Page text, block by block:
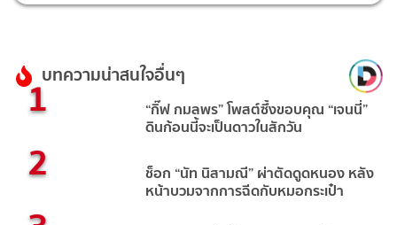
บทความน่าสนใจอื่นๆ
1 “กิ๊ฟ กมลพร” โพสต์ซึ้งขอบคุณ “เจนนี่”
ดินก้อนนี้จะเป็นดาวในสักวัน
2 ช็อก “นัท นิสามณี” ผ่าตัดดูดหนอง หลัง
หน้าบวมจากการฉีดกับหมอกระเป๋า